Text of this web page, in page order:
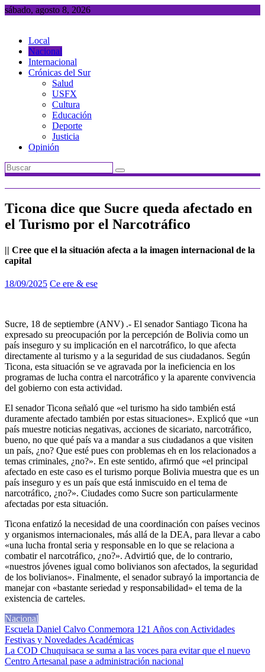
Saltar
sábado, agosto 8, 2026
Local
Nacional
Internacional
Crónicas del Sur
Salud
USFX
Cultura
Educación
Deporte
Justicia
Opinión
Ticona dice que Sucre queda afectado en
el Turismo por el Narcotráfico
|| Cree que el la situación afecta a la imagen internacional de la
capital
18/09/2025 Ce ere & ese
Sucre, 18 de septiembre (ANV) .- El senador Santiago Ticona ha
expresado su preocupación por la percepción de Bolivia como un
país inseguro y su implicación en el narcotráfico, lo que afecta
directamente al turismo y a la seguridad de sus ciudadanos. Según
Ticona, esta situación se ve agravada por la ineficiencia en los
programas de lucha contra el narcotráfico y la aparente convivencia
del gobierno con esta actividad.
El senador Ticona señaló que «el turismo ha sido también está
duramente afectado también por estas situaciones». Explicó que «un
país muestre noticias negativas, acciones de sicariato, narcotráfico,
bueno, no que qué país va a mandar a sus ciudadanos a que visiten
un país, ¿no? Que esté pues con problemas eh en los relacionados a
temas criminales, ¿no?». En este sentido, afirmó que «el principal
afectado en este caso es el turismo porque Bolivia muestra que es un
país inseguro y es un país que está inmiscuido en el tema de
narcotráfico, ¿no?». Ciudades como Sucre son particularmente
afectadas por esta situación.
Ticona enfatizó la necesidad de una coordinación con países vecinos
y organismos internacionales, más allá de la DEA, para llevar a cabo
«una lucha frontal seria y responsable en lo que se relaciona a
combatir el narcotráfico, ¿no?». Advirtió que, de lo contrario,
«nuestros jóvenes igual como bolivianos son afectados, la seguridad
de los bolivianos». Finalmente, el senador subrayó la importancia de
manejar con «bastante seriedad y responsabilidad» el tema de la
existencia de carteles.
Nacional
Navegación
de
entradas
Escuela Daniel Calvo Conmemora 121 Años con Actividades
Festivas y Novedades Académicas
La COD Chuquisaca se suma a las voces para evitar que el nuevo
Centro Artesanal pase a administración nacional